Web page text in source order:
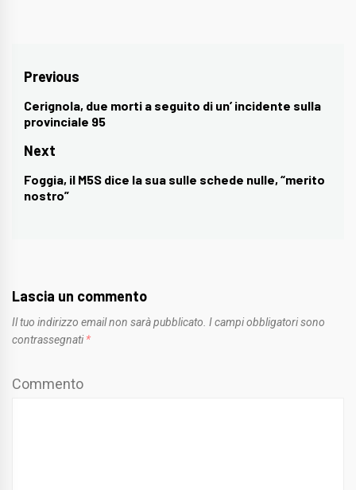
Navigazione
articoli
Previous
Previous
post:
Cerignola, due morti a seguito di un’ incidente sulla
provinciale 95
Next
Next
post:
Foggia, il M5S dice la sua sulle schede nulle, “merito
nostro”
Lascia un commento
Il tuo indirizzo email non sarà pubblicato. I campi obbligatori sono
contrassegnati *
Commento